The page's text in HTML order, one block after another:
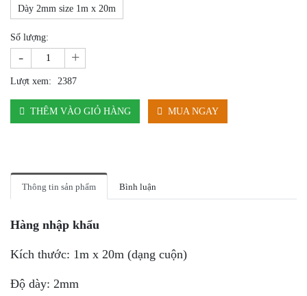
Dày 2mm size 1m x 20m
Số lượng:
- +
Lượt xem: 2387
THÊM VÀO GIỎ HÀNG MUA NGAY
Thông tin sản phẩm Bình luận
Hàng nhập khẩu
Kích thước: 1m x 20m (dạng cuộn)
Độ dày: 2mm